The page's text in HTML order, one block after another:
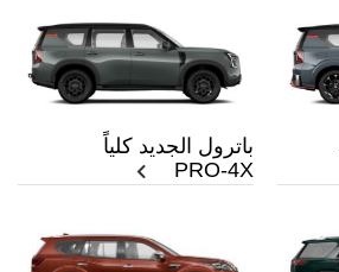
باترول الجديد كلياً
PRO-4X